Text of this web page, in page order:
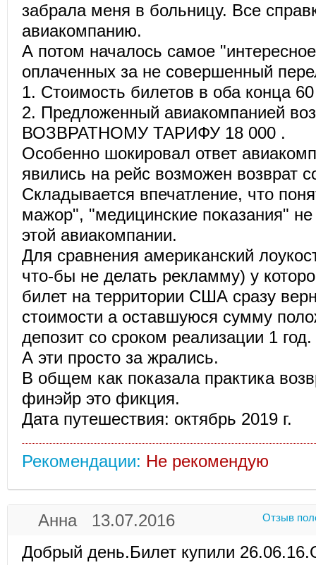
забрала меня в больницу. Все
авиакомпанию.
А потом началось самое
оплаченных за не совершенный
1. Стоимость билетов в оба конца
2. Предложенный авиакомпанией
ВОЗВРАТНОМУ ТАРИФУ 18 000 .
Особенно шокировал ответ
явились на рейс возможен возврат
Складывается впечатление, что
мажор", "медицинские показания"
этой авиакомпании.
Для сравнения американский
что-бы не делать рекламму) у
билет на территории США сразу
стоимости а оставшуюся сумму
депозит со сроком реализации 1 год.
А эти просто за жрались.
В общем как показала практика
финэйр это фикция.
Дата путешествия: октябрь 2019 г.
Рекомендации: Не рекомендую
Анна 13.07.2016 Отзыв
Добрый день.Билет купили